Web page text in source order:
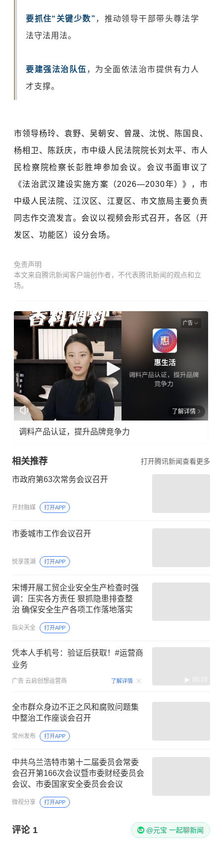
要抓住“关键少数” ，推动领导干部带头尊法学
法守法用法。
要建强法治队伍 ，为全面依法治市提供有力人
才支撑。
市领导杨玲、袁野、吴朝安、曾晟、沈悦、陈国良、
杨相卫、陈跃庆，市中级人民法院院长刘太平、市人
民检察院检察长彭胜坤参加会议。会议书面审议了
《法治武汉建设实施方案（2026—2030年）》，市
中级人民法院、江汉区、江夏区、市文旅局主要负责
同志作交流发言。会议以视频会形式召开，各区（开
发区、功能区）设分会场。
免责声明
本文来自腾讯新闻客户端创作者，不代表腾讯新闻的观点和立
场。
广告
了解详情
调料产品认证，提升品牌竞争力
相关推荐 打开腾讯新闻查看更多
市政府第63次常务会议召开
开封融媒 打开APP
市委城市工作会议召开
悦享莲湖 打开APP
宋博开展工贸企业安全生产检查时强
调：压实各方责任 狠抓隐患排查整
治 确保安全生产各项工作落地落实
指尖天全 打开APP
凭本人手机号：验证后获取！#运营商
业务
广告 云启创想运营商 了解详情 00:15
全市群众身边不正之风和腐败问题集
中整治工作座谈会召开
常州发布 打开APP
中共乌兰浩特市第十二届委员会常委
会召开第166次会议暨市委财经委员会
会议、市委国家安全委员会会议
微视分享 打开APP
评论 1 @元宝 一起聊新闻